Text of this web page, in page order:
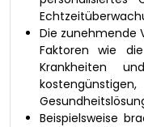
Die zunehmende
Faktoren wie
Krankheiten
Beispielsweise